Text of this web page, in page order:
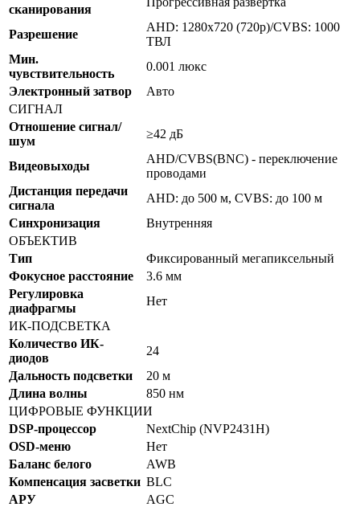
сканирования
Разрешение
AHD: 1280x720 (720p)/CVBS: 1000
ТВЛ
Мин.
чувствительность
0.001 люкс
Электронный затвор
Авто
СИГНАЛ
Отношение сигнал/
шум
≥42 дБ
Видеовыходы
AHD/CVBS(BNC) - переключение
проводами
Дистанция передачи
сигнала
AHD: до 500 м, CVBS: до 100 м
Синхронизация
Внутренняя
ОБЪЕКТИВ
Тип
Фиксированный мегапиксельный
Фокусное расстояние
3.6 мм
Регулировка
диафрагмы
Нет
ИК-ПОДСВЕТКА
Количество ИК-
диодов
24
Дальность подсветки
20 м
Длина волны
850 нм
ЦИФРОВЫЕ ФУНКЦИИ
DSP-процессор
NextChip (NVP2431H)
OSD-меню
Нет
Баланс белого
AWB
Компенсация засветки BLC
АРУ
AGC